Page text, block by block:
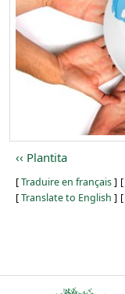
Plantita
[Traduire en français] [
[Translate to English ] [